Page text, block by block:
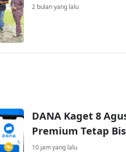
2 bulan yang lalu
DANA Kaget 8
Premium Tetap
10 jam yang lalu